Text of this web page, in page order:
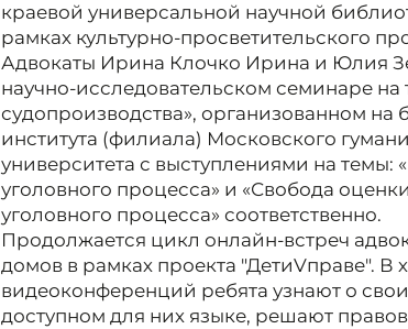
краевой универсальной научной
рамках культурно-просветительского
Адвокаты Ирина Клочко Ирина и Юлия
научно-исследовательском семинаре
судопроизводства», организованном на
института (филиала) Московского
университета с выступлениями на
уголовного процесса» и «Свобода
уголовного процесса» соответственно.
Продолжается цикл онлайн-встреч
домов в рамках проекта "ДетиVправе". В
видеоконференций ребята узнают о
доступном для них языке, решают